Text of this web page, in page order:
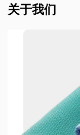
关于我们